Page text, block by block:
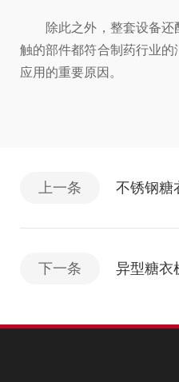
除此之外，整套设备还配
触的部件都符合制药行业
应用的重要原因。
上一条 不锈钢糖
下一条 异型糖衣